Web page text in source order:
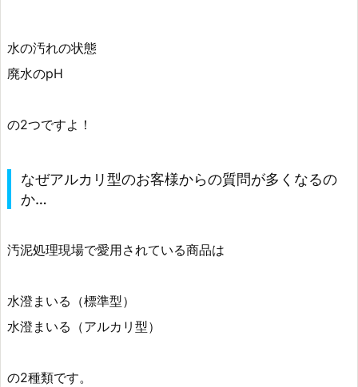
水の汚れの状態
廃水のpH
の2つですよ！
なぜアルカリ型のお客様からの質問が多くなるの
か…
汚泥処理現場で愛用されている商品は
水澄まいる（標準型）
水澄まいる（アルカリ型）
の2種類です。